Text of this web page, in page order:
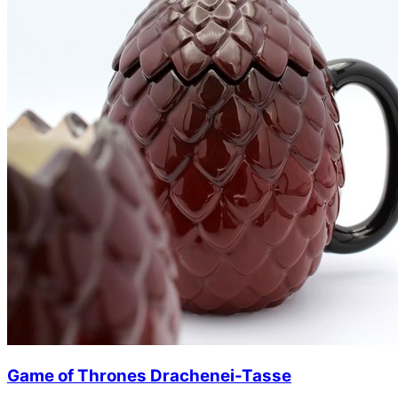
Game of Thrones Drachenei-Tasse